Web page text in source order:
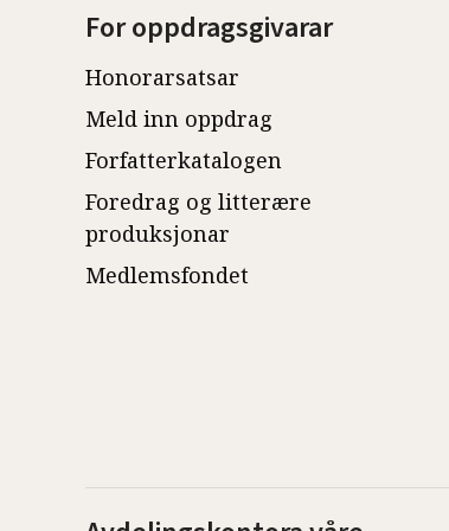
For oppdragsgivarar
Honorarsatsar
Meld inn oppdrag
Forfatterkatalogen
Foredrag og litterære
produksjonar
Medlemsfondet